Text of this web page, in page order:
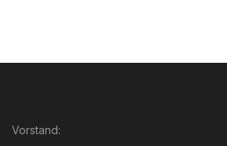
Vorstand: